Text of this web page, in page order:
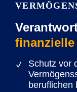
Schutz vor
beruflichen